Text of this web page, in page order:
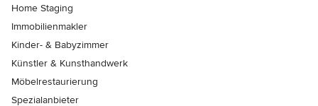
Home Staging
Immobilienmakler
Kinder- & Babyzimmer
Künstler & Kunsthandwerk
Möbelrestaurierung
Spezialanbieter